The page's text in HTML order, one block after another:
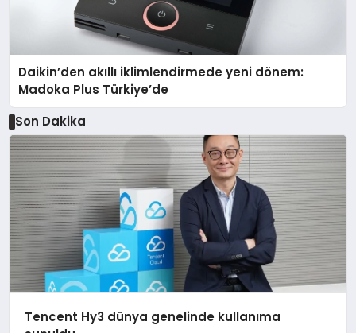
Daikin’den akıllı iklimlendirmede yeni dönem:
Madoka Plus Türkiye’de
Son Dakika
Tencent Hy3 dünya genelinde kullanıma